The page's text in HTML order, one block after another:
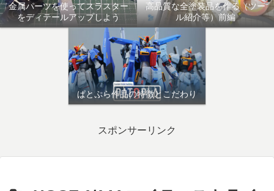
金属パーツを使ってスラスター
をディテールアップしよう
高品質な全塗装品を作る（ツー
ル紹介等）前編
ぱとぷら作品の特徴とこだわり
スポンサーリンク